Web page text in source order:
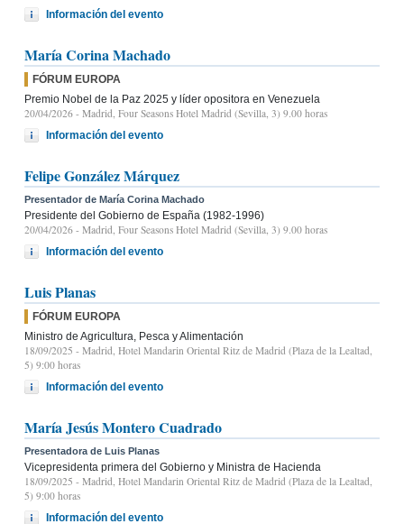
Información del evento
María Corina Machado
FÓRUM EUROPA
Premio Nobel de la Paz 2025 y líder opositora en Venezuela
20/04/2026 - Madrid, Four Seasons Hotel Madrid (Sevilla, 3) 9.00 horas
Información del evento
Felipe González Márquez
Presentador de María Corina Machado
Presidente del Gobierno de España (1982-1996)
20/04/2026 - Madrid, Four Seasons Hotel Madrid (Sevilla, 3) 9.00 horas
Información del evento
Luis Planas
FÓRUM EUROPA
Ministro de Agricultura, Pesca y Alimentación
18/09/2025 - Madrid, Hotel Mandarin Oriental Ritz de Madrid (Plaza de la Lealtad,
5) 9:00 horas
Información del evento
María Jesús Montero Cuadrado
Presentadora de Luis Planas
Vicepresidenta primera del Gobierno y Ministra de Hacienda
18/09/2025 - Madrid, Hotel Mandarin Oriental Ritz de Madrid (Plaza de la Lealtad,
5) 9:00 horas
Información del evento